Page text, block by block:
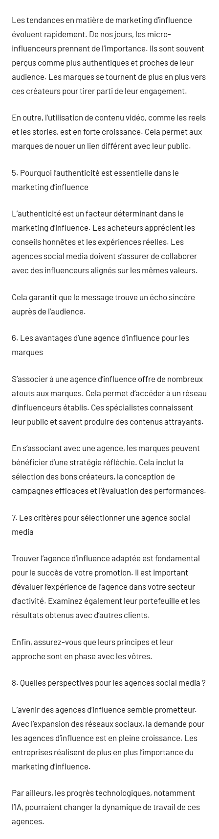
Les tendances en matière de marketing d’influence
évoluent rapidement. De nos jours, les micro-
influenceurs prennent de l’importance. Ils sont souvent
perçus comme plus authentiques et proches de leur
audience. Les marques se tournent de plus en plus vers
ces créateurs pour tirer parti de leur engagement.
En outre, l’utilisation de contenu vidéo, comme les reels
et les stories, est en forte croissance. Cela permet aux
marques de nouer un lien différent avec leur public.
5. Pourquoi l’authenticité est essentielle dans le
marketing d’influence
L’authenticité est un facteur déterminant dans le
marketing d’influence. Les acheteurs apprécient les
conseils honnêtes et les expériences réelles. Les
agences social media doivent s’assurer de collaborer
avec des influenceurs alignés sur les mêmes valeurs.
Cela garantit que le message trouve un écho sincère
auprès de l’audience.
6. Les avantages d’une agence d’influence pour les
marques
S’associer à une agence d’influence offre de nombreux
atouts aux marques. Cela permet d’accéder à un réseau
d’influenceurs établis. Ces spécialistes connaissent
leur public et savent produire des contenus attrayants.
En s’associant avec une agence, les marques peuvent
bénéficier d’une stratégie réfléchie. Cela inclut la
sélection des bons créateurs, la conception de
campagnes efficaces et l’évaluation des performances.
7. Les critères pour sélectionner une agence social
media
Trouver l’agence d’influence adaptée est fondamental
pour le succès de votre promotion. Il est important
d’évaluer l’expérience de l’agence dans votre secteur
d’activité. Examinez également leur portefeuille et les
résultats obtenus avec d’autres clients.
Enfin, assurez-vous que leurs principes et leur
approche sont en phase avec les vôtres.
8. Quelles perspectives pour les agences social media ?
L’avenir des agences d’influence semble prometteur.
Avec l’expansion des réseaux sociaux, la demande pour
les agences d’influence est en pleine croissance. Les
entreprises réalisent de plus en plus l’importance du
marketing d’influence.
Par ailleurs, les progrès technologiques, notamment
l’IA, pourraient changer la dynamique de travail de ces
agences.